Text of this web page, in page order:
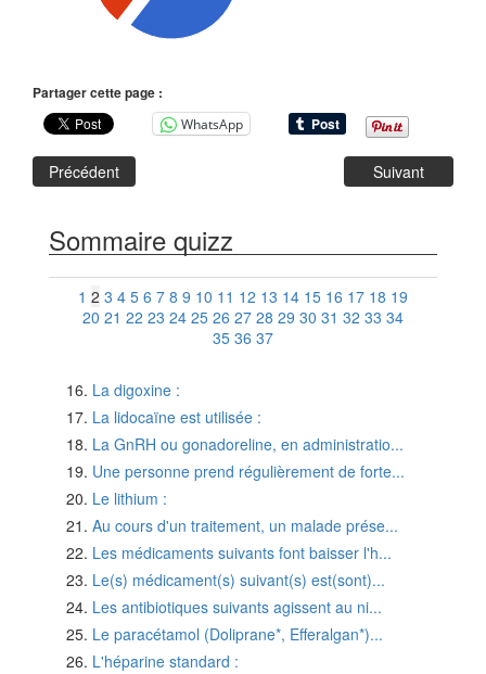
Partager cette page :
WhatsApp
Précédent Suivant
Sommaire quizz
1 2 3 4 5 6 7 8 9 10 11 12 13 14 15 16 17 18 19
20 21 22 23 24 25 26 27 28 29 30 31 32 33 34
35 36 37
La digoxine :
La lidocaïne est utilisée :
La GnRH ou gonadoreline, en administratio...
Une personne prend régulièrement de forte...
Le lithium :
Au cours d'un traitement, un malade prése...
Les médicaments suivants font baisser l'h...
Le(s) médicament(s) suivant(s) est(sont)...
Les antibiotiques suivants agissent au ni...
Le paracétamol (Doliprane*, Efferalgan*)...
L'héparine standard :